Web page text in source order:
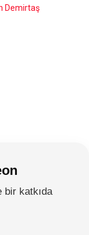
Demirtaş
bir katkıda